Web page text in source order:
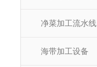
净菜加工流水线
海带加工设备